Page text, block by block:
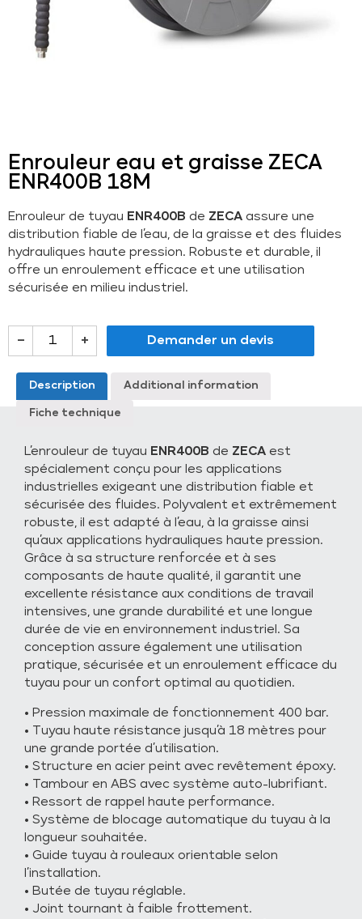
Enrouleur eau et graisse ZECA
ENR400B 18M
Enrouleur de tuyau ENR400B de ZECA assure une
distribution fiable de l’eau, de la graisse et des fluides
hydrauliques haute pression. Robuste et durable, il
offre un enroulement efficace et une utilisation
sécurisée en milieu industriel.
– + Demander un devis
Description Additional information
Fiche technique
L’enrouleur de tuyau ENR400B de ZECA est
spécialement conçu pour les applications
industrielles exigeant une distribution fiable et
sécurisée des fluides. Polyvalent et extrêmement
robuste, il est adapté à l’eau, à la graisse ainsi
qu’aux applications hydrauliques haute pression.
Grâce à sa structure renforcée et à ses
composants de haute qualité, il garantit une
excellente résistance aux conditions de travail
intensives, une grande durabilité et une longue
durée de vie en environnement industriel. Sa
conception assure également une utilisation
pratique, sécurisée et un enroulement efficace du
tuyau pour un confort optimal au quotidien.
• Pression maximale de fonctionnement 400 bar.
• Tuyau haute résistance jusqu’à 18 mètres pour
une grande portée d’utilisation.
• Structure en acier peint avec revêtement époxy.
• Tambour en ABS avec système auto-lubrifiant.
• Ressort de rappel haute performance.
• Système de blocage automatique du tuyau à la
longueur souhaitée.
• Guide tuyau à rouleaux orientable selon
l’installation.
• Butée de tuyau réglable.
• Joint tournant à faible frottement.